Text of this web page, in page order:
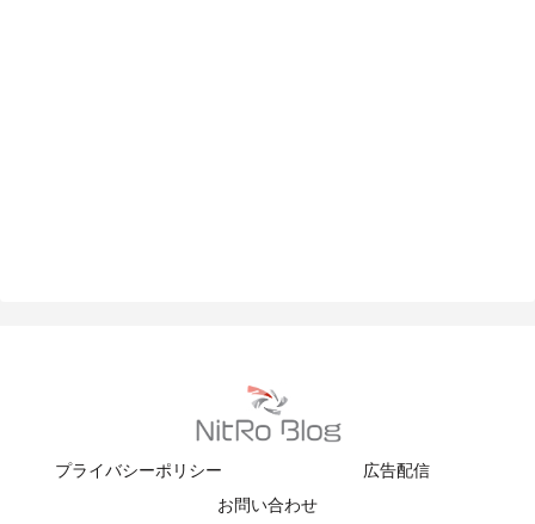
プライバシーポリシー
広告配信
お問い合わせ